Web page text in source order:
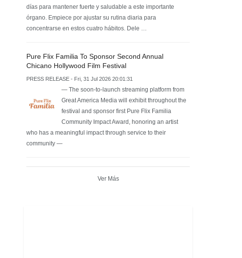
días para mantener fuerte y saludable a este importante
órgano. Empiece por ajustar su rutina diaria para
concentrarse en estos cuatro hábitos. Dele …
Pure Flix Familia To Sponsor Second Annual
Chicano Hollywood Film Festival
PRESS RELEASE - Fri, 31 Jul 2026 20:01:31
— The soon-to-launch streaming platform from
Great America Media will exhibit throughout the
festival and sponsor first Pure Flix Familia
Community Impact Award, honoring an artist
who has a meaningful impact through service to their
community —
Ver Más